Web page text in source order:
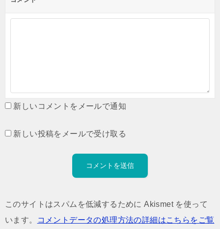
新しいコメントをメールで通知
新しい投稿をメールで受け取る
このサイトはスパムを低減するために Akismet を使って
います。
コメントデータの処理方法の詳細はこちらをご覧